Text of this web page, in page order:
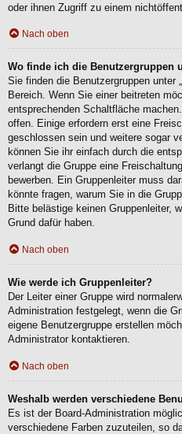
oder ihnen Zugriff zu einem
Nach oben
Wo finde ich die Benutzergruppen
Sie finden die Benutzergruppen unter
Bereich. Wenn Sie einer beitreten
entsprechenden Schaltfläche
offen. Einige erfordern erst eine
geschlossen sein und weitere sogar
können Sie ihr einfach durch die
verlangt die Gruppe eine
bewerben. Ein Gruppenleiter muss
könnte fragen, warum Sie in die
Bitte belästige keinen Gruppenleiter,
Grund dafür haben.
Nach oben
Wie werde ich Gruppenleiter?
Der Leiter einer Gruppe wird
Administration festgelegt, wenn die
eigene Benutzergruppe erstellen
Administrator kontaktieren.
Nach oben
Weshalb werden verschiedene
Es ist der Board-Administration
verschiedene Farben zuzuteilen, so